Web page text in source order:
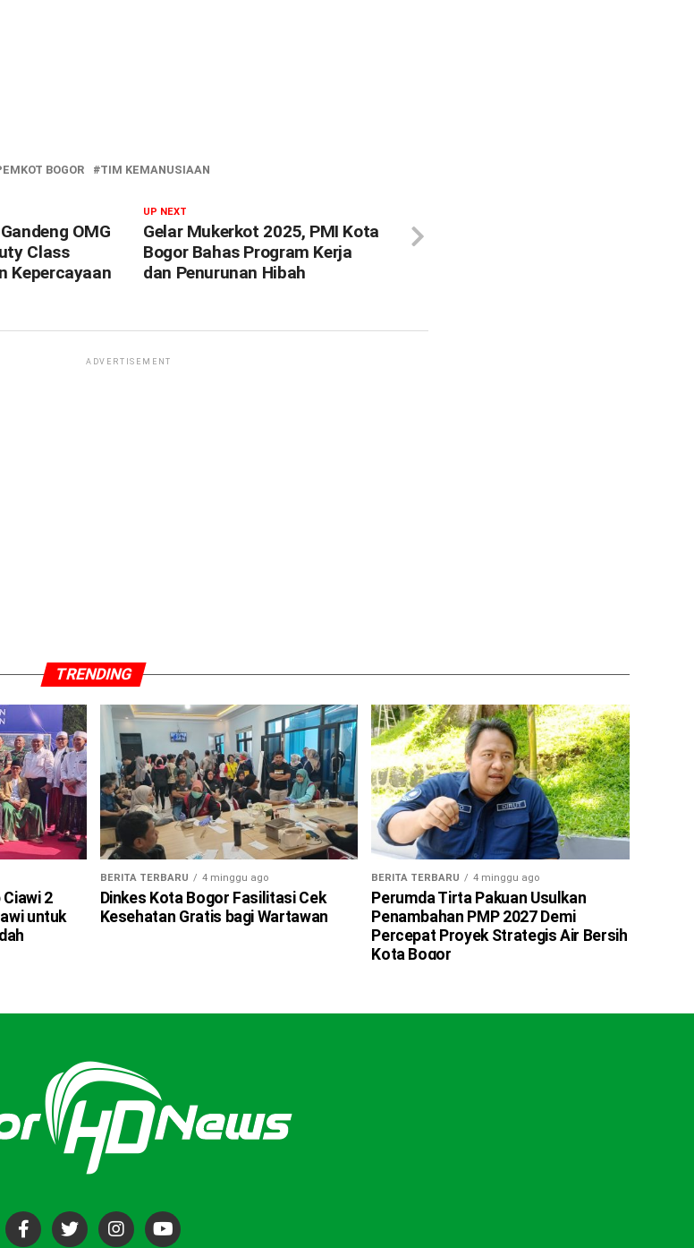
BOGOR TIM KEMANUSIAAN
UP NEXT
Gelar Mukerkot 2025, PMI Kota
Bogor Bahas Program Kerja
dan Penurunan Hibah
OMG
Class
Kepercayaan
ADVERTISEMENT
TRENDING
2
untuk
BERITA TERBARU 4 minggu ago
Dinkes Kota Bogor Fasilitasi Cek
Kesehatan Gratis bagi Wartawan
BERITA TERBARU 4 minggu ago
Perumda Tirta Pakuan Usulkan
Penambahan PMP 2027 Demi
Percepat Proyek Strategis Air Bersih
Kota Bogor